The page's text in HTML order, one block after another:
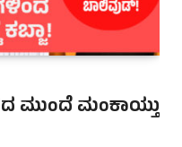
ಮುಂದೆ ಮಂಕಾಯ್ತು